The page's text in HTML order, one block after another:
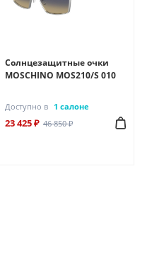
Солнцезащитные очки
MOSCHINO MOS210/S 010
Доступно в 1 салоне
23 425 ₽ 46 850 ₽